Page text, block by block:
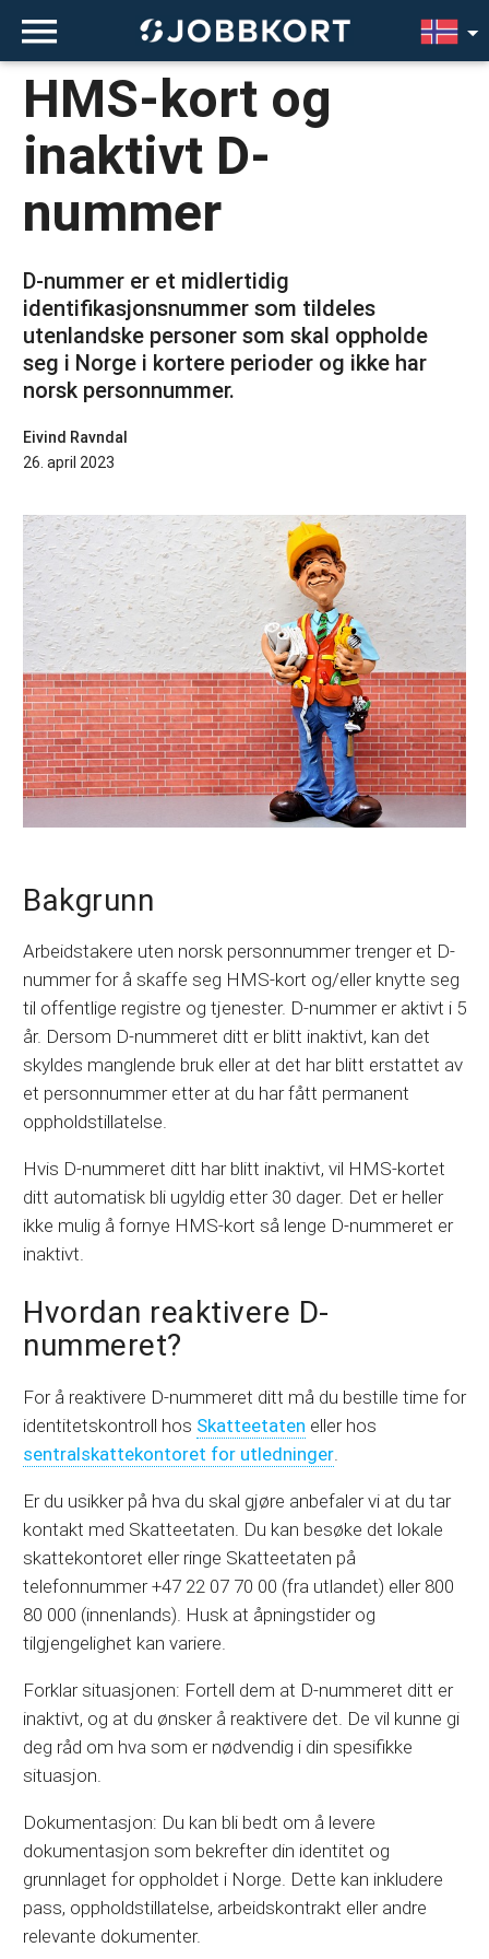
HMS-kort og
inaktivt D-
nummer
D-nummer er et midlertidig
identifikasjonsnummer som tildeles
utenlandske personer som skal oppholde
seg i Norge i kortere perioder og ikke har
norsk personnummer.
Eivind Ravndal
26. april 2023
Bakgrunn
Arbeidstakere uten norsk personnummer trenger et D-
nummer for å skaffe seg HMS-kort og/eller knytte seg
til offentlige registre og tjenester. D-nummer er aktivt i 5
år. Dersom D-nummeret ditt er blitt inaktivt, kan det
skyldes manglende bruk eller at det har blitt erstattet av
et personnummer etter at du har fått permanent
oppholdstillatelse.
Hvis D-nummeret ditt har blitt inaktivt, vil HMS-kortet
ditt automatisk bli ugyldig etter 30 dager. Det er heller
ikke mulig å fornye HMS-kort så lenge D-nummeret er
inaktivt.
Hvordan reaktivere D-
nummeret?
For å reaktivere D-nummeret ditt må du bestille time for
identitetskontroll hos Skatteetaten eller hos
sentralskattekontoret for utledninger.
Er du usikker på hva du skal gjøre anbefaler vi at du tar
kontakt med Skatteetaten. Du kan besøke det lokale
skattekontoret eller ringe Skatteetaten på
telefonnummer +47 22 07 70 00 (fra utlandet) eller 800
80 000 (innenlands). Husk at åpningstider og
tilgjengelighet kan variere.
Forklar situasjonen: Fortell dem at D-nummeret ditt er
inaktivt, og at du ønsker å reaktivere det. De vil kunne gi
deg råd om hva som er nødvendig i din spesifikke
situasjon.
Dokumentasjon: Du kan bli bedt om å levere
dokumentasjon som bekrefter din identitet og
grunnlaget for oppholdet i Norge. Dette kan inkludere
pass, oppholdstillatelse, arbeidskontrakt eller andre
relevante dokumenter.